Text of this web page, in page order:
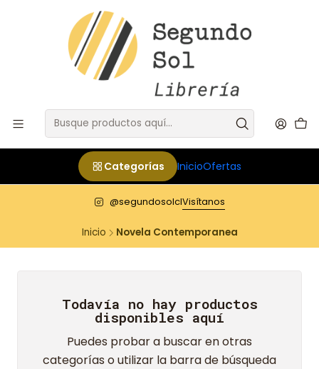
Categorías InicioOfertas
@segundosolclVisítanos
Inicio Novela Contemporanea
Todavía no hay productos
disponibles aquí
Puedes probar a buscar en otras
categorías o utilizar la barra de búsqueda